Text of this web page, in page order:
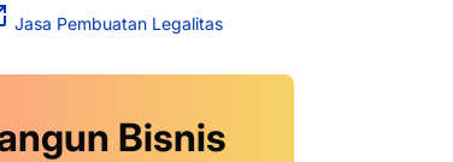
Jasa Pembuatan Legalitas
Bisnis